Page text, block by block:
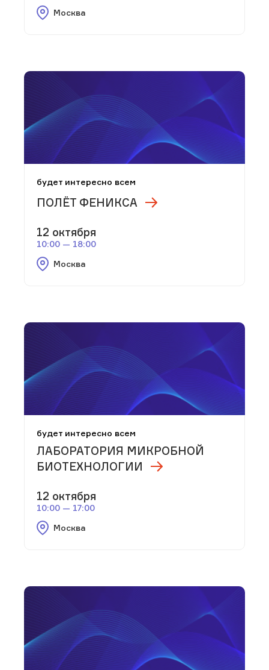
Москва
будет интересно всем
ПОЛЁТ ФЕНИКСА
12 октября
10:00 — 18:00
Москва
будет интересно всем
ЛАБОРАТОРИЯ МИКРОБНОЙ
БИОТЕХНОЛОГИИ
12 октября
10:00 — 17:00
Москва